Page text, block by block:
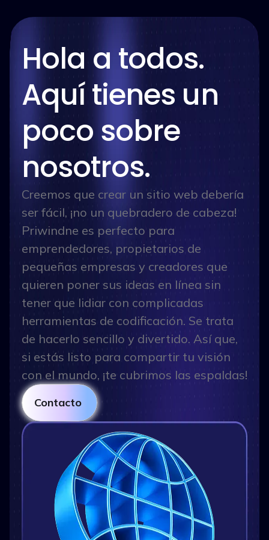
Hola a todos.
Aquí tienes un
poco sobre
nosotros.
Creemos que crear un sitio web debería
ser fácil, ¡no un quebradero de cabeza!
Priwindne es perfecto para
emprendedores, propietarios de
pequeñas empresas y creadores que
quieren poner sus ideas en línea sin
tener que lidiar con complicadas
herramientas de codificación. Se trata
de hacerlo sencillo y divertido. Así que,
si estás listo para compartir tu visión
con el mundo, ¡te cubrimos las espaldas!
Contacto